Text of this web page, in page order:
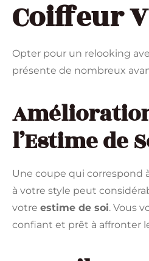
Coiffeur
Opter pour un relooking
présente de nombreux
l’Estime de
Une coupe qui correspond
à votre style peut
votre estime de soi. Vous
confiant et prêt à affronter